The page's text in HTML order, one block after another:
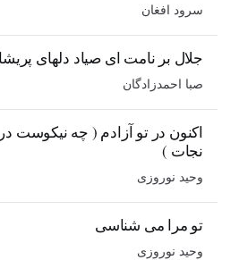
سرود افغان
جلال بر نامت ای صیاد دلهای
صبا احمدزادگان
اکنون در تو آزادم ( چه نیکوست
نجات )
وحید نوروزی
تو مرا می شناسی
وحید نوروزی